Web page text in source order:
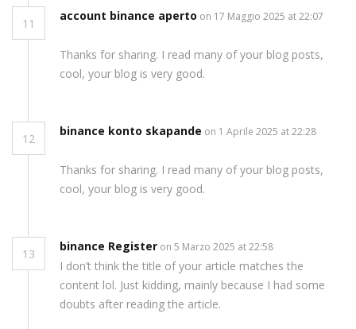
11
account binance aperto on 17 Maggio 2025 at 22:07
Thanks for sharing. I read many of your blog posts,
cool, your blog is very good.
12
binance konto skapande on 1 Aprile 2025 at 22:28
Thanks for sharing. I read many of your blog posts,
cool, your blog is very good.
13
binance Register on 5 Marzo 2025 at 22:58
I don’t think the title of your article matches the
content lol. Just kidding, mainly because I had some
doubts after reading the article.